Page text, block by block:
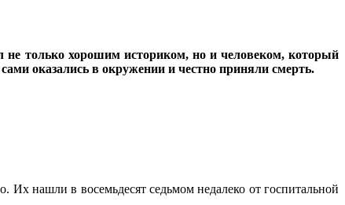
только хорошим историком, но и человеком, который
оказались в окружении и честно приняли смерть.
нашли в восемьдесят седьмом недалеко от госпитальной